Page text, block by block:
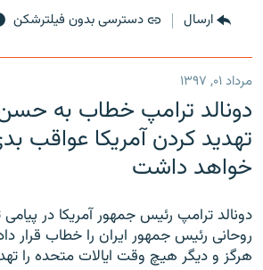
ارسال دسترسی بدون فیلترشکن
مرداد ۰۱, ۱۳۹۷
دونالد ترامپ خطاب به
تهدید کردن آمریکا عواقب
خواهد داشت
دونالد ترامپ رئیس جمهور آمریکا در
روحانی رئیس جمهور ایران را خطاب قرار
هرگز و دیگر هیچ وقت ایالات متحده را